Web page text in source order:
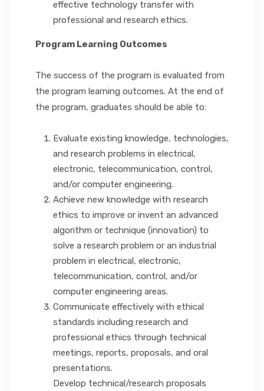
effective technology transfer with
professional and research ethics.
Program Learning Outcomes
The success of the program is evaluated from
the program learning outcomes. At the end of
the program, graduates should be able to:
Evaluate existing knowledge, technologies,
and research problems in electrical,
electronic, telecommunication, control,
and/or computer engineering.
Achieve new knowledge with research
ethics to improve or invent an advanced
algorithm or technique (innovation) to
solve a research problem or an industrial
problem in electrical, electronic,
telecommunication, control, and/or
computer engineering areas.
Communicate effectively with ethical
standards including research and
professional ethics through technical
meetings, reports, proposals, and oral
presentations.
Develop technical/research proposals